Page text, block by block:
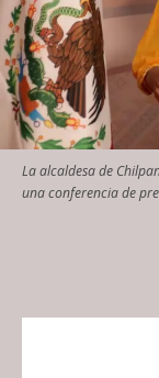
La alcaldesa de
una conferencia de